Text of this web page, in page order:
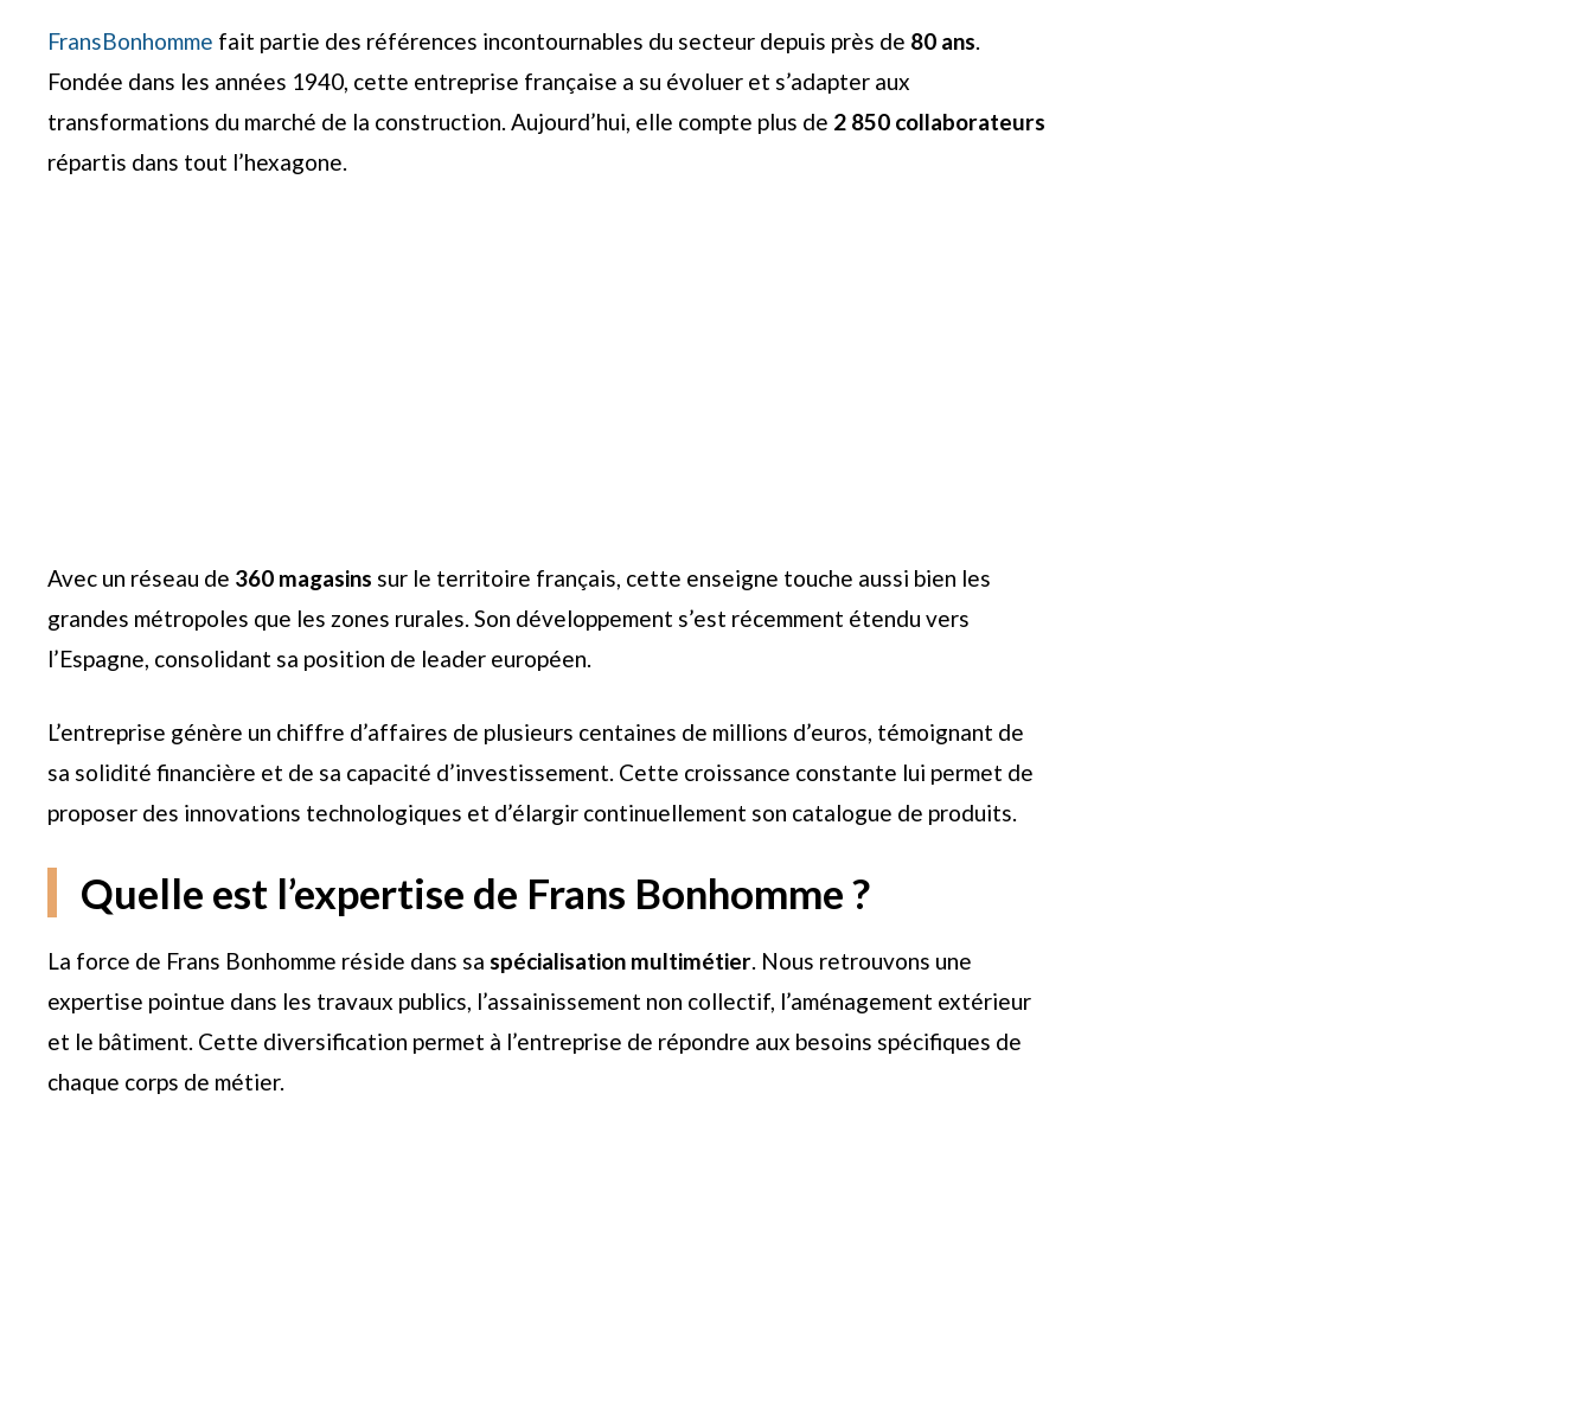
FransBonhomme fait partie des références incontournables du secteur depuis près de 80 ans.
Fondée dans les années 1940, cette entreprise française a su évoluer et s’adapter aux
transformations du marché de la construction. Aujourd’hui, elle compte plus de 2 850 collaborateurs
répartis dans tout l’hexagone.
Avec un réseau de 360 magasins sur le territoire français, cette enseigne touche aussi bien les
grandes métropoles que les zones rurales. Son développement s’est récemment étendu vers
l’Espagne, consolidant sa position de leader européen.
L’entreprise génère un chiffre d’affaires de plusieurs centaines de millions d’euros, témoignant de
sa solidité financière et de sa capacité d’investissement. Cette croissance constante lui permet de
proposer des innovations technologiques et d’élargir continuellement son catalogue de produits.
Quelle est l’expertise de Frans Bonhomme ?
La force de Frans Bonhomme réside dans sa spécialisation multimétier . Nous retrouvons une
expertise pointue dans les travaux publics, l’assainissement non collectif, l’aménagement extérieur
et le bâtiment. Cette diversification permet à l’entreprise de répondre aux besoins spécifiques de
chaque corps de métier.